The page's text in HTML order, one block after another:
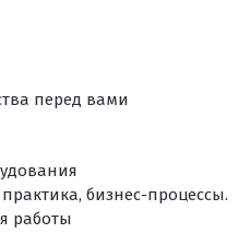
перед вами
бизнес-процессы.
работы